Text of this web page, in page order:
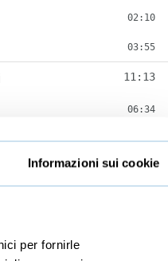
Informazioni sui cookie
per fornirle
02:10
03:55
11:13
06:34
04:39
Digital marketing